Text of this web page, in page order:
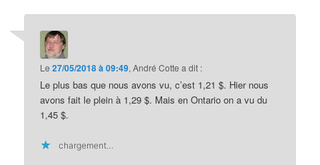
Le27/05/2018 à 09:49,André Cotte a dit :
Le plus bas que nous avons vu, c’est 1,21 $. Hier nous
avons fait le plein à 1,29 $. Mais en Ontario on a vu du
1,45 $.
chargement…